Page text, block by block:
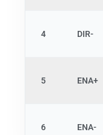
4 DIR-
5 ENA+
6 ENA-